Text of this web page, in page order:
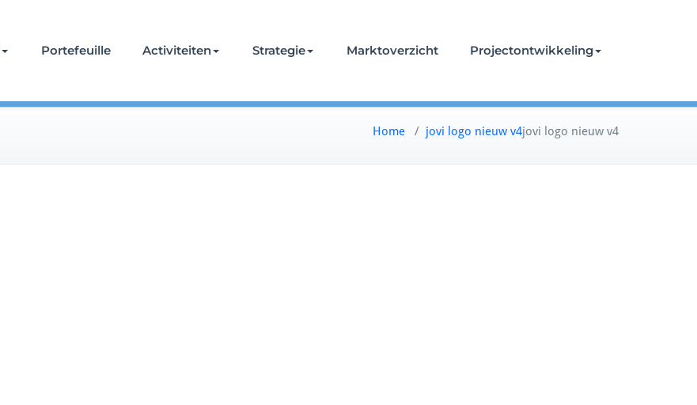
Portefeuille Activiteiten Strategie Marktoverzicht Projectontwikkeling
Home / jovi logo nieuw v4jovi logo nieuw v4